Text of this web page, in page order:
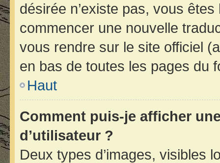
désirée n’existe pas, vous
commencer une nouvelle
vous rendre sur le site officiel
en bas de toutes les pages du
Haut
Comment puis-je afficher
d’utilisateur ?
Deux types d’images, visibles